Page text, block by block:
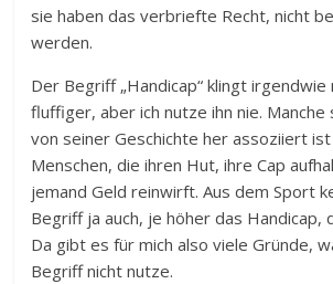
sie haben das verbriefte Recht, nicht
werden.
Der Begriff „Handicap“ klingt
fluffiger, aber ich nutze ihn nie. Manche
von seiner Geschichte her assoziiert
Menschen, die ihren Hut, ihre Cap
jemand Geld reinwirft. Aus dem Sport
Begriff ja auch, je höher das Handicap,
Da gibt es für mich also viele Gründe,
Begriff nicht nutze.